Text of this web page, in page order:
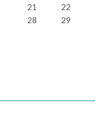
21
22
28
29